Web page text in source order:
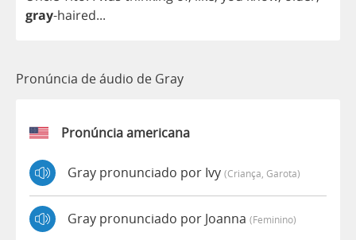
gray-haired...
Pronúncia de áudio de Gray
Pronúncia americana
Gray pronunciado por Ivy (criança, Garota)
Gray pronunciado por Joanna (feminino)